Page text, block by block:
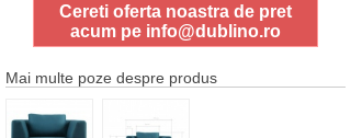
Cereti oferta noastra de pret
acum pe info@dublino.ro
Mai multe poze despre produs